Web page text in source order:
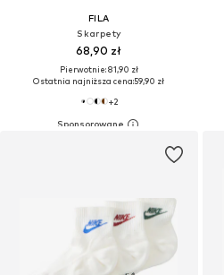
FILA
Skarpety
68,90 zł
Pierwotnie: 81,90 zł
Ostatnia najniższa cena:59,90 zł
+2